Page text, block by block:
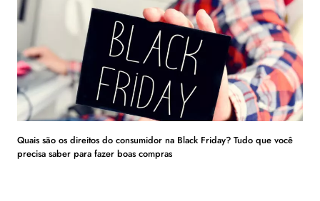
Quais são os direitos do consumidor na Black Friday? Tudo que você
precisa saber para fazer boas compras